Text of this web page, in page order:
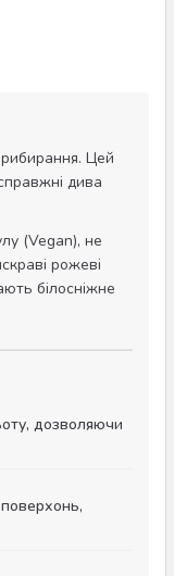
Цей
дива
(Vegan), не
рожеві
білосніжне
дозволяючи